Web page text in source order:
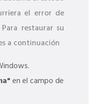
el error de
restaurar su
a continuación
en el campo de